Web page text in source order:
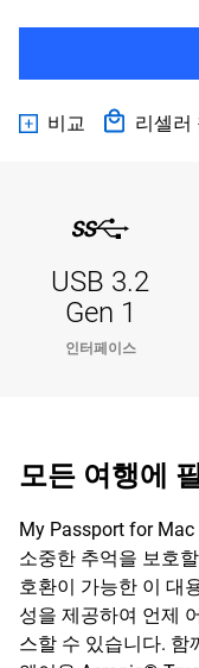
비교 리셀러
USB 3.2
Gen 1
인터페이스
모든 여행에
My Passport for
소중한 추억을 보호
호환이 가능한 이 대
성을 제공하여 언제
스할 수 있습니다.